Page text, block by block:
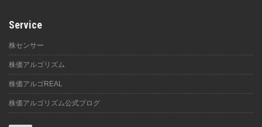
Service
株センサー
株価アルゴリズム
株価アルゴREAL
株価アルゴリズム公式ブログ